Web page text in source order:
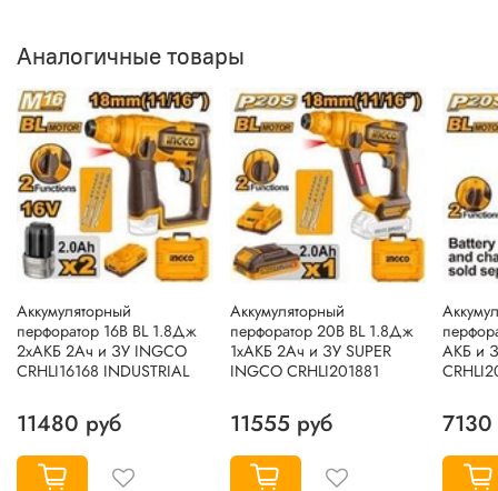
Аналогичные товары
Аккумуляторный
перфоратор 16В BL 1.8Дж
2хАКБ 2Ач и ЗУ INGCO
CRHLI16168 INDUSTRIAL
11480 руб
Аккумуляторный
перфоратор 20В BL 1.8Дж
1хАКБ 2Ач и ЗУ SUPER
INGCO CRHLI201881
11555 руб
АКБ и